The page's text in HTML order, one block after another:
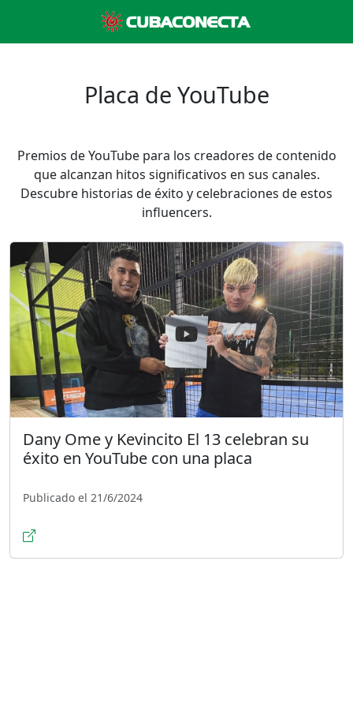
Placa de YouTube
Premios de YouTube para los creadores de contenido
que alcanzan hitos significativos en sus canales.
Descubre historias de éxito y celebraciones de estos
influencers.
Dany Ome y Kevincito El 13 celebran su
éxito en YouTube con una placa
Publicado el 21/6/2024